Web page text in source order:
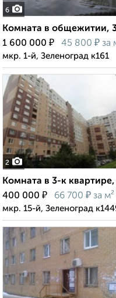
6
Комната в общежитии,
1 600 000 ₽ 45 800 ₽ за
мкр. 1-й, Зеленоград к161
2
Комната в 3-к
400 000 ₽ 66 700 ₽ за м²
мкр. 15-й, Зеленоград